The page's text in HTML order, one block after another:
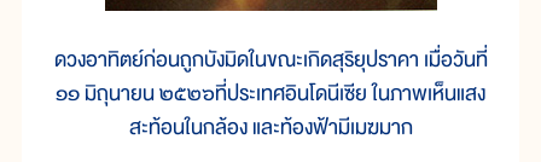
ดวงอาทิตย์ก่อนถูกบังมิดในขณะเกิดสุริยุปราคา เมื่อวันที่
๑๑ มิถุนายน ๒๕๒๖ที่ประเทศอินโดนีเซีย ในภาพเห็นแสง
สะท้อนในกล้อง และท้องฟ้ามีเมฆมาก